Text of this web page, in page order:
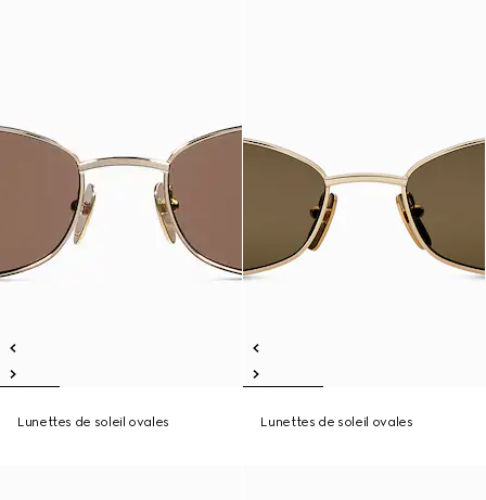
Lunettes de soleil ovales Lunettes de soleil ovales